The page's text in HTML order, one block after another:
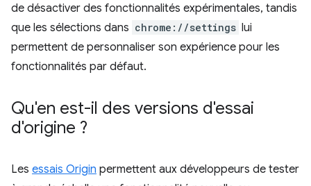
de désactiver des fonctionnalités expérimentales, tandis
que les sélections dans chrome://settings lui
permettent de personnaliser son expérience pour les
fonctionnalités par défaut.
Qu'en est-il des versions d'essai
d'origine ?
Les essais Origin permettent aux développeurs de tester